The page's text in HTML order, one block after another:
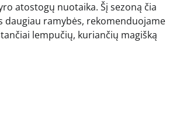
atostogų nuotaika. Šį sezoną čia
ramybės, rekomenduojame
lempučių, kuriančių magišką